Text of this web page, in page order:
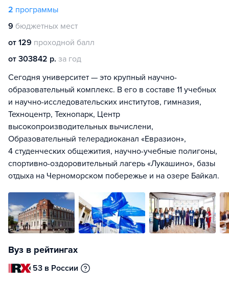
2 программы
9 бюджетных мест
от 129 проходной балл
от 303842 р. за год
Сегодня университет — это крупный научно-
образовательный комплекс. В его в составе 11 учебных
и научно-исследовательских институтов, гимназия,
Техноцентр, Технопарк, Центр
высокопроизводительных вычислени,
Образовательный телерадиоканал «Евразион»,
4 студенческих общежития, научно-учебные полигоны,
спортивно-оздоровительный лагерь «Лукашино», базы
отдыха на Черноморском побережье и на озере Байкал.
Вуз в рейтингах
53 в России